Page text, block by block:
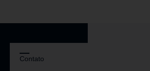
Contato